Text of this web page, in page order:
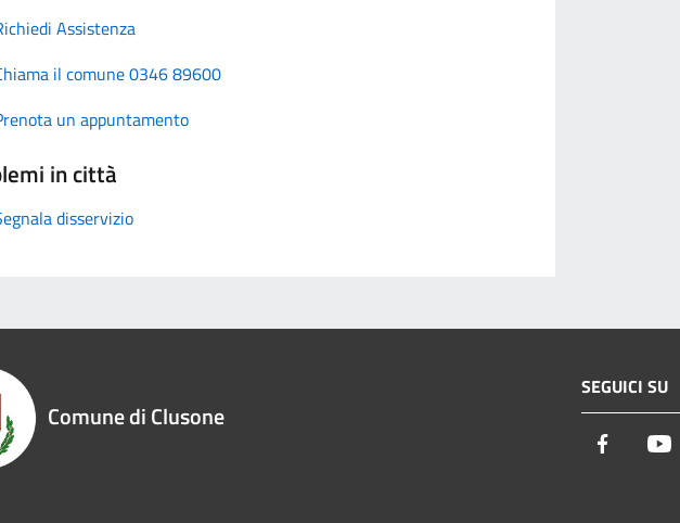
Assistenza
il comune 0346 89600
un appuntamento
in città
disservizio
Comune di Clusone
SEGUICI SU
Facebook